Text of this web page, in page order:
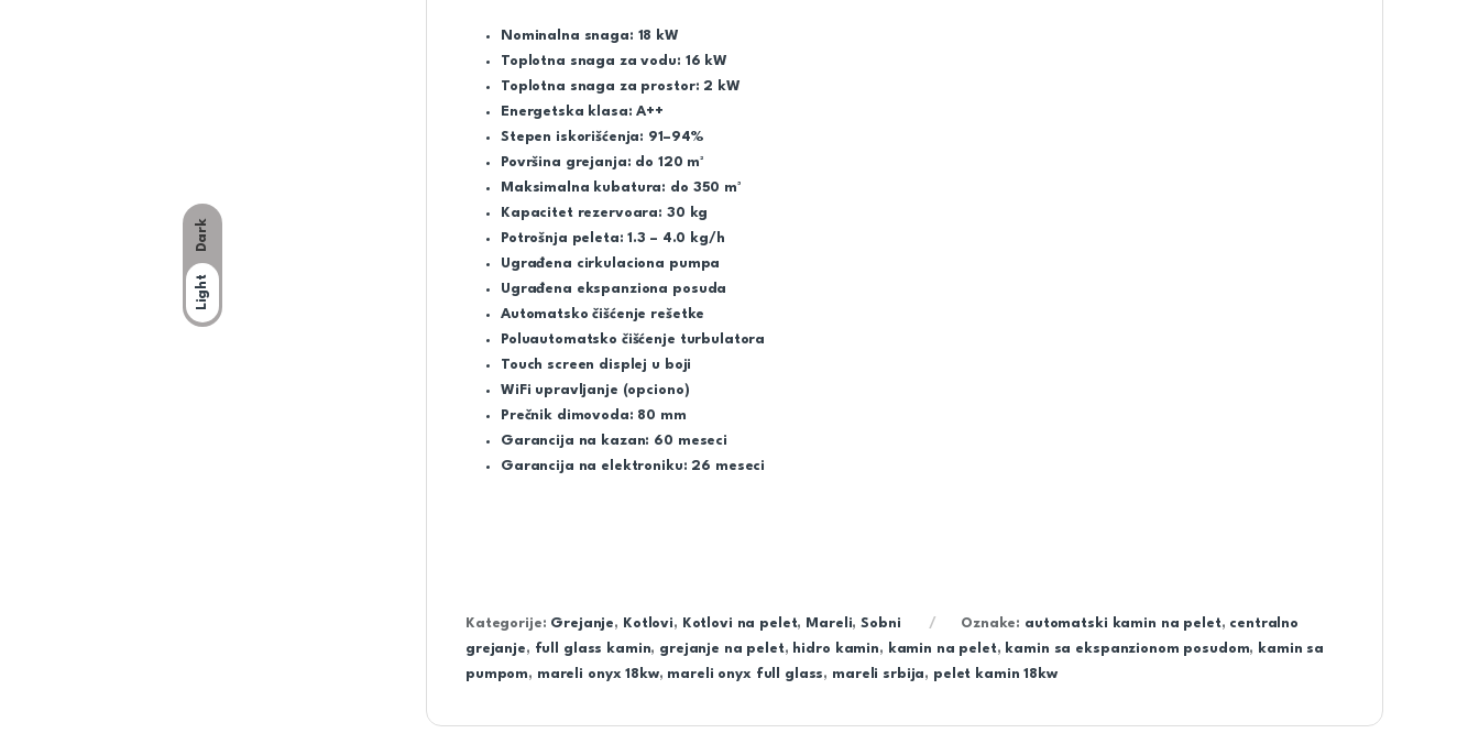
Dark
Light
Nominalna snaga: 18 kW
Toplotna snaga za vodu: 16 kW
Toplotna snaga za prostor: 2 kW
Energetska klasa: A++
Stepen iskorišćenja: 91–94%
Površina grejanja: do 120 m²
Maksimalna kubatura: do 350 m³
Kapacitet rezervoara: 30 kg
Potrošnja peleta: 1.3 – 4.0 kg/h
Ugrađena cirkulaciona pumpa
Ugrađena ekspanziona posuda
Automatsko čišćenje rešetke
Poluautomatsko čišćenje turbulatora
Touch screen displej u boji
WiFi upravljanje (opciono)
Prečnik dimovoda: 80 mm
Garancija na kazan: 60 meseci
Garancija na elektroniku: 26 meseci
Kategorije: Grejanje, Kotlovi, Kotlovi na pelet, Mareli,Sobni Oznake: automatski kamin na pelet, centralno
grejanje, full glass kamin, grejanje na pelet, hidro kamin, kamin na pelet, kamin sa ekspanzionom posudom,
kamin sa
pumpom, mareli onyx 18kw, mareli onyx full glass, mareli srbija, pelet kamin 18kw